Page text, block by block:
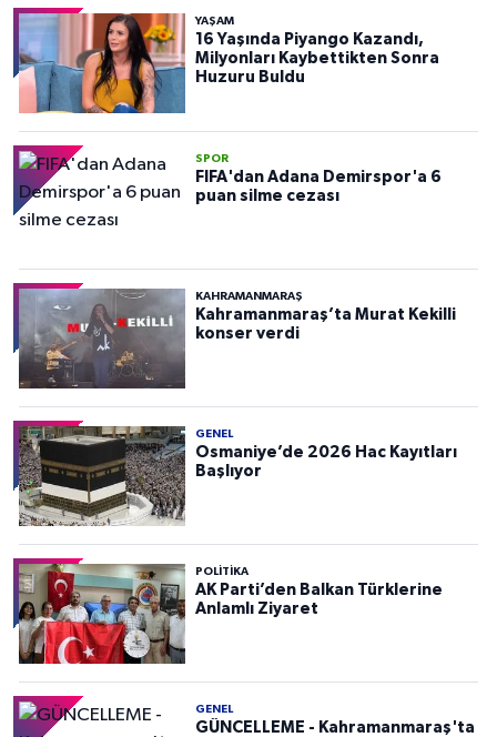
YAŞAM
16 Yaşında Piyango Kazandı,
Milyonları Kaybettikten Sonra
Huzuru Buldu
SPOR
FIFA'dan Adana Demirspor'a 6
puan silme cezası
KAHRAMANMARAŞ
Kahramanmaraş’ta Murat Kekilli
konser verdi
GENEL
Osmaniye’de 2026 Hac Kayıtları
Başlıyor
POLITIKA
AK Parti’den Balkan Türklerine
Anlamlı Ziyaret
GENEL
GÜNCELLEME - Kahramanmaraş'ta